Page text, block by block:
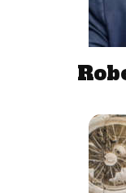
alimentato
detrattori.
Quando scrissi